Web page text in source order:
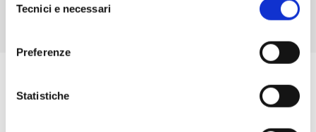
Chiudendo questo banner tramite l’apposito comando
“Continua senza accettare” continuerai la navigazione del
sito in assenza di cookie o altri strumenti di tracciamento
diversi da quelli tecnici.
delTecnici e necessari
Preferenze
Statistiche